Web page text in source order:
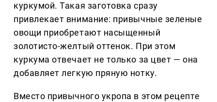
куркумой. Такая заготовка сразу
привлекает внимание: привычные зеленые
овощи приобретают насыщенный
золотисто-желтый оттенок. При этом
куркума отвечает не только за цвет — она
добавляет легкую пряную нотку.
Вместо привычного укропа в этом рецепте